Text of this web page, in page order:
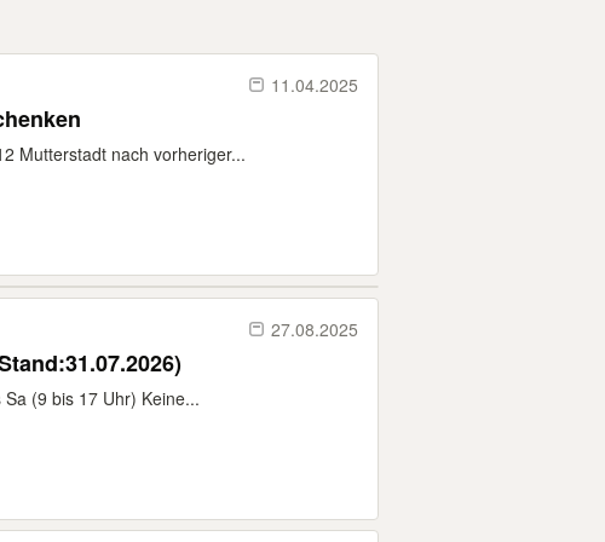
11.04.2025
Mutterstadt nach vorheriger...
27.08.2025
(Stand:31.07.2026)
(9 bis 17 Uhr) Keine...